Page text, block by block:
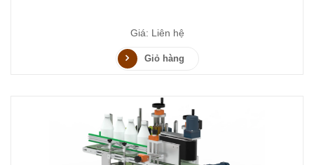
Giá: Liên hệ
Giỏ hàng